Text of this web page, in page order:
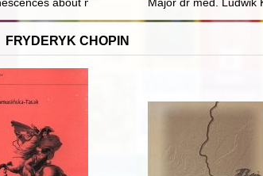
FRYDERYK CHOPIN